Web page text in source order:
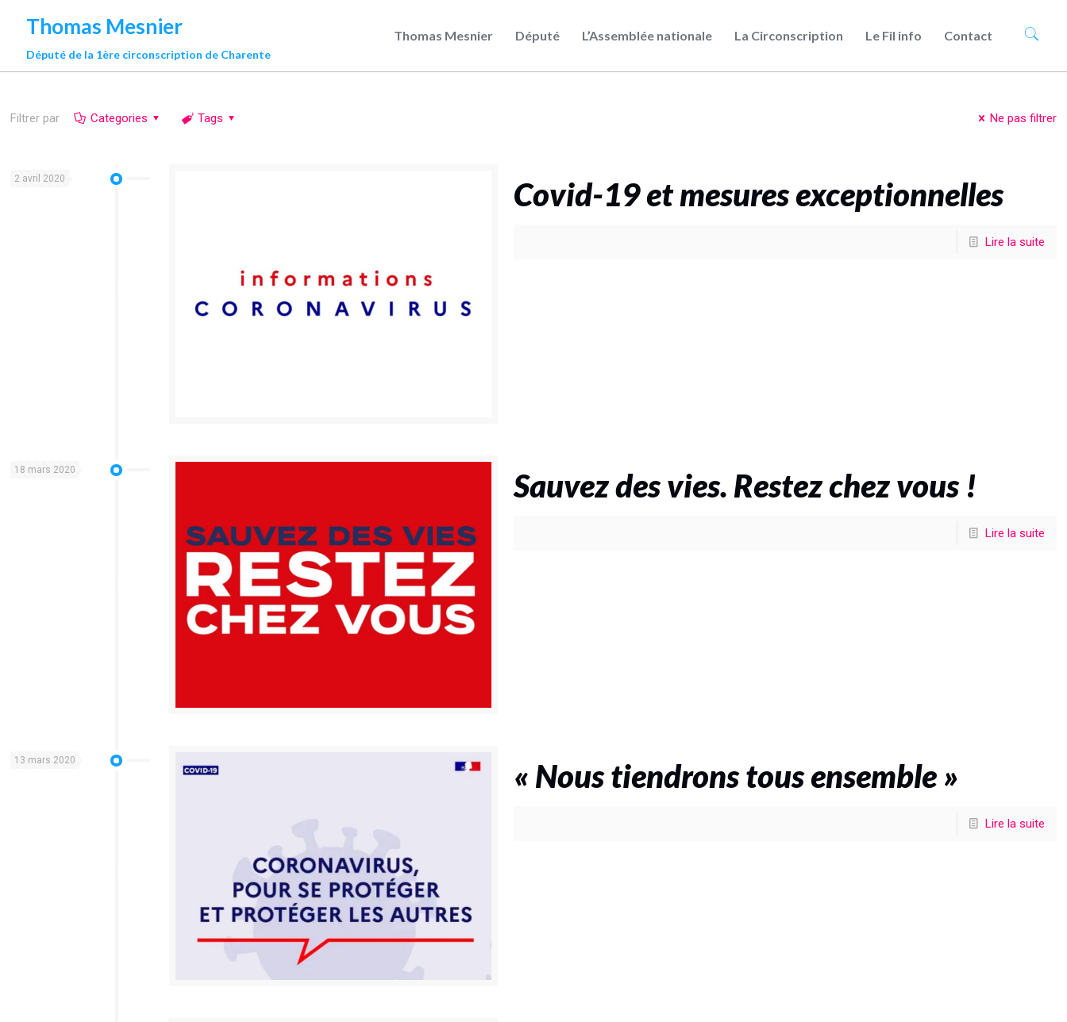
Thomas Mesnier
Député de la 1ère circonscription de Charente
Thomas Mesnier Député L’Assemblée nationale La Circonscription Le Fil info Contact
Filtrer par Categories Tags Ne pas filtrer
2 avril 2020 Covid-19 et mesures exceptionnelles
Lire la suite
18 mars 2020 Sauvez des vies. Restez chez vous !
Lire la suite
13 mars 2020 « Nous tiendrons tous ensemble »
Lire la suite